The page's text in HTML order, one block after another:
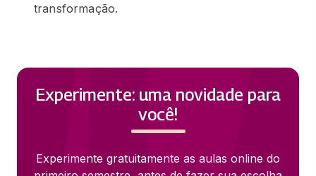
transformação.
Experimente: uma novidade para
você!
Experimente gratuitamente as aulas online do